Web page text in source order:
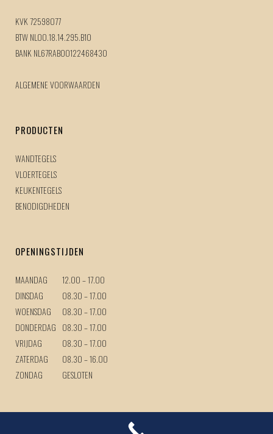
KVK 72598077
BTW NL00.18.14.295.B10
BANK NL67RABO0122468430
ALGEMENE VOORWAARDEN
PRODUCTEN
WANDTEGELS
VLOERTEGELS
KEUKENTEGELS
BENODIGDHEDEN
OPENINGSTIJDEN
MAANDAG
12.00 – 17.00
DINSDAG
08.30 – 17.00
WOENSDAG
08.30 – 17.00
DONDERDAG 08.30 – 17.00
VRIJDAG
08.30 – 17.00
ZATERDAG
08.30 – 16.00
ZONDAG
GESLOTEN